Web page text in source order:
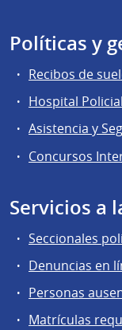
Políticas y
Recibos de
Hospital Policial
Asistencia y
Concursos
Servicios a
Seccionales
Denuncias en
Personas
Matrículas